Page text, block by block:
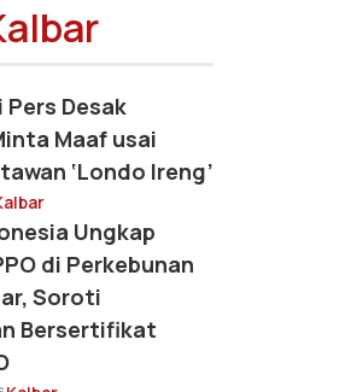
Desak
Maaf usai
‘Londo Ireng’
Ungkap
di Perkebunan
Soroti
Bersertifikat